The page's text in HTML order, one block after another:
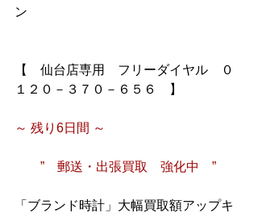
ン
【　仙台店専用　フリーダイヤル　０
１２０－３７０－６５６　】
～ 残り6日間 ～
”　郵送・出張買取　強化中　”
「ブランド時計」大幅買取額アップキ